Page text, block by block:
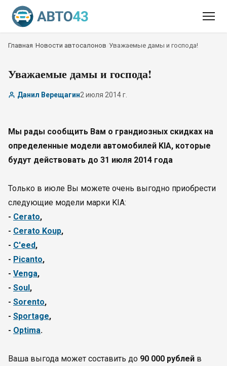
Главная Новости автосалонов Уважаемые дамы и господа!
Уважаемые дамы и господа!
Данил Верещагин2 июля 2014 г.
Мы рады сообщить Вам о грандиозных скидках на
определенные модели автомобилей KIA, которые
будут действовать до 31 июля 2014 года
Только в июле Вы можете очень выгодно приобрести
следующие модели марки KIA:
- Cerato,
- Cerato Koup,
- C'eed,
- Picanto,
- Venga,
- Soul,
- Sorento,
- Sportage,
- Optima.
Ваша выгода может составить до 90 000 рублей в